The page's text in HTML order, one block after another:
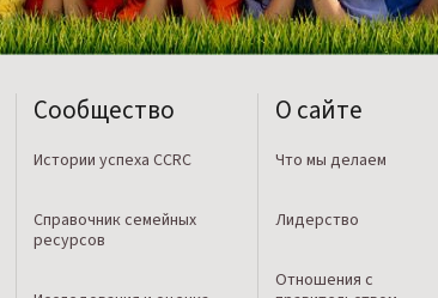
Сообщество
Истории успеха CCRC
Справочник семейных
ресурсов
О сайте
Что мы делаем
Лидерство
Отношения с